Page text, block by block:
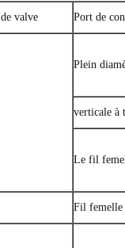
valve
Port de
Plein
verticale à
Le fil
Fil femelle